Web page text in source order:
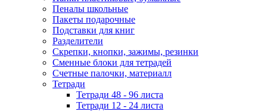
Пеналы школьные
Пакеты подарочные
Подставки для книг
Разделители
Скрепки, кнопки, зажимы, резинки
Сменные блоки для тетрадей
Счетные палочки, материалл
Тетради
Тетради 48 - 96 листа
Тетради 12 - 24 листа